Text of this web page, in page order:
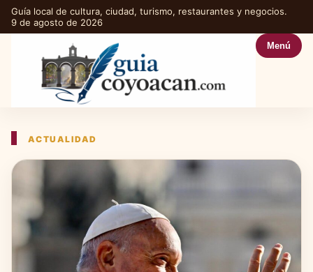
Guía local de cultura, ciudad, turismo, restaurantes y negocios.
9 de agosto de 2026
Menú
ACTUALIDAD